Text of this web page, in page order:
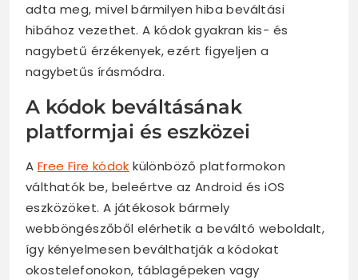
adta meg, mivel bármilyen hiba beváltási
hibához vezethet. A kódok gyakran kis- és
nagybetű érzékenyek, ezért figyeljen a
nagybetűs írásmódra.
A kódok beváltásának
platformjai és eszközei
A Free Fire kódok különböző platformokon
válthatók be, beleértve az Android és iOS
eszközöket. A játékosok bármely
webböngészőből elérhetik a beváltó weboldalt,
így kényelmesen beválthatják a kódokat
okostelefonokon, táblagépeken vagy